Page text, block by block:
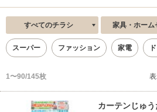
すべてのチラシ 家具・ホーム
スーパー ファッション 家電
1〜90/145枚
カーテンじゅ